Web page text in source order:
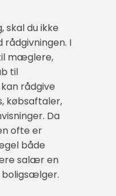
skal du ikke
I
mæglere,
til
rådgive
købsaftaler,
Da
ofte er
både
salær en
boligsælger.